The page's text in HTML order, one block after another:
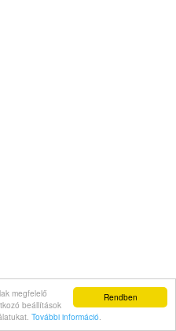
Rendben
megfelelő
beállítások
További információ.